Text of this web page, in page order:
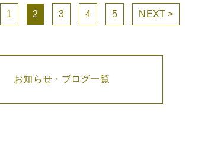
1 2 3 4 5 NEXT >
お知らせ・ブログ一覧